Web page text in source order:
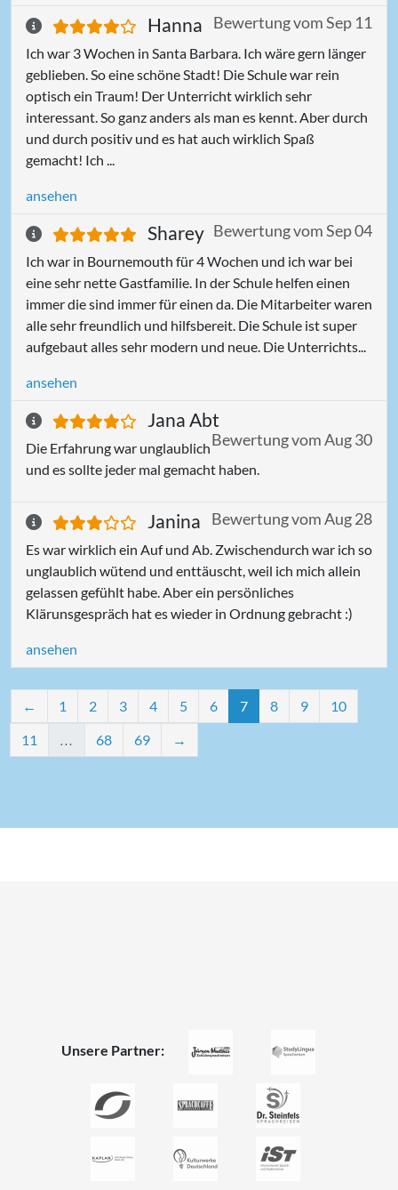
Hanna Bewertung vom Sep 11
Ich war 3 Wochen in Santa Barbara. Ich wäre gern länger
geblieben. So eine schöne Stadt! Die Schule war rein
optisch ein Traum! Der Unterricht wirklich sehr
interessant. So ganz anders als man es kennt. Aber durch
und durch positiv und es hat auch wirklich Spaß
gemacht! Ich ...
ansehen
Sharey Bewertung vom Sep 04
Ich war in Bournemouth für 4 Wochen und ich war bei
eine sehr nette Gastfamilie. In der Schule helfen einen
immer die sind immer für einen da. Die Mitarbeiter waren
alle sehr freundlich und hilfsbereit. Die Schule ist super
aufgebaut alles sehr modern und neue. Die Unterrichts...
ansehen
Jana Abt
Bewertung vom Aug 30
Die Erfahrung war unglaublich
und es sollte jeder mal gemacht haben.
Janina Bewertung vom Aug 28
Es war wirklich ein Auf und Ab. Zwischendurch war ich so
unglaublich wütend und enttäuscht, weil ich mich allein
gelassen gefühlt habe. Aber ein persönliches
Klärunsgespräch hat es wieder in Ordnung gebracht :)
ansehen
← 1 2 3 4 5 6 7 8 9
10
11
… 68 69 →
Unsere Partner: